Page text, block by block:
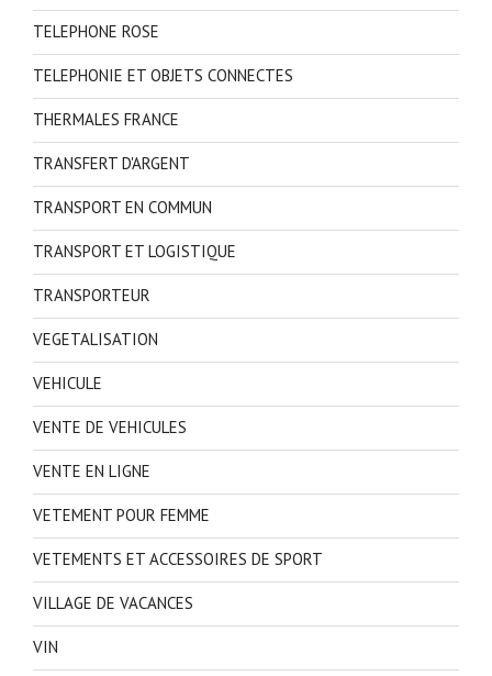
TELEPHONE ROSE
TELEPHONIE ET OBJETS CONNECTES
THERMALES FRANCE
TRANSFERT D'ARGENT
TRANSPORT EN COMMUN
TRANSPORT ET LOGISTIQUE
TRANSPORTEUR
VEGETALISATION
VEHICULE
VENTE DE VEHICULES
VENTE EN LIGNE
VETEMENT POUR FEMME
VETEMENTS ET ACCESSOIRES DE SPORT
VILLAGE DE VACANCES
VIN